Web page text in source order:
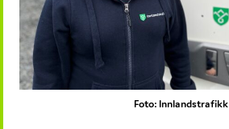
Foto: Innlandstrafikk